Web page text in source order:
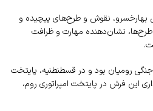
بهارخسرو، نقوش و طرح‌های پیچیده و
طرح‌ها، نشان‌دهنده مهارت و ظرافت
رومیان بود و در قسطنطنیه، پایتخت
این فرش در پایتخت امپراتوری روم،